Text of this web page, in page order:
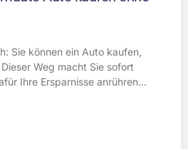
Sie können ein Auto kaufen,
Weg macht Sie sofort
Ihre Ersparnisse anrühren…